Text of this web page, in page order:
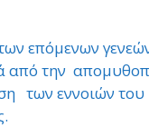
επόμενων
από την
των εννοιών του